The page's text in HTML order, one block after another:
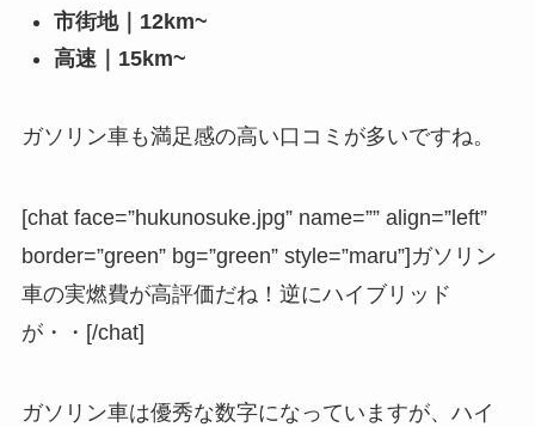
市街地｜12km~
高速｜15km~
ガソリン車も満足感の高い口コミが多いですね。
[chat face=”hukunosuke.jpg” name=”” align=”left”
border=”green” bg=”green” style=”maru”]ガソリン
車の実燃費が高評価だね！逆にハイブリッド
が・・[/chat]
ガソリン車は優秀な数字になっていますが、ハイ